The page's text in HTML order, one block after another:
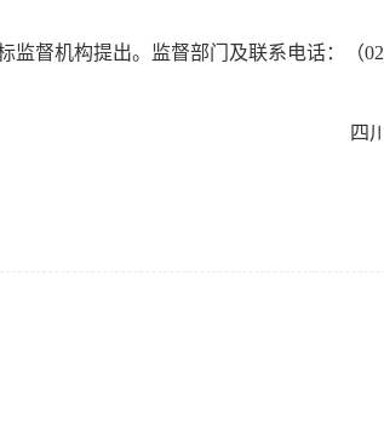
督机构提出。监督部门及联系电话：（
四